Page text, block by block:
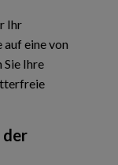
Ihr
auf eine von
Ihre